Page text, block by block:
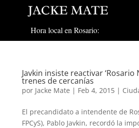
Hora local en Rosario:
Javkin insiste reactivar ‘Rosario
trenes de cercanías
por Jacke Mate | Feb 4, 2015|
El precandidato a intendente de
FPCyS), Pablo Javkin, recordó la